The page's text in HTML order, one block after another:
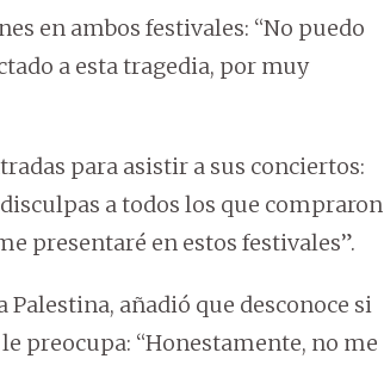
en ambos festivales: “No puedo
a esta tragedia, por muy
para asistir a sus conciertos:
a todos los que compraron
presentaré en estos festivales”.
añadió que desconoce si
preocupa: “Honestamente, no me